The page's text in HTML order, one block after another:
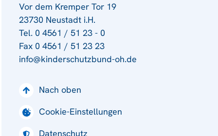
Vor dem Kremper Tor 19
23730 Neustadt i.H.
Tel. 0 4561 / 51 23 - 0
Fax 0 4561 / 51 23 23
info@kinderschutzbund-oh.de
Nach oben
Cookie-Einstellungen
Datenschutz